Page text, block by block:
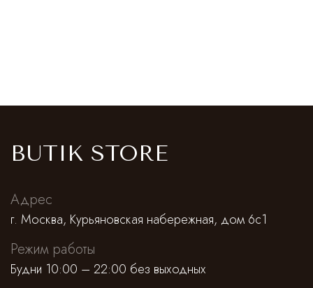
BUTIK STORE
Адрес
г. Москва, Курьяновская набережная, дом 6с1
Режим работы
Будни 10:00 – 22:00 без выходных